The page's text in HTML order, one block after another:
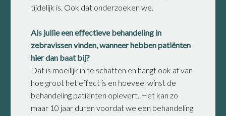
tijdelijk is. Ook dat onderzoeken we.
Als jullie een effectieve behandeling in
zebravissen vinden, wanneer hebben patiënten
hier dan baat bij?
Dat is moeilijk in te schatten en hangt ook af van
hoe groot het effect is en hoeveel winst de
behandeling patiënten oplevert. Het kan zo
maar 10 jaar duren voordat we een behandeling